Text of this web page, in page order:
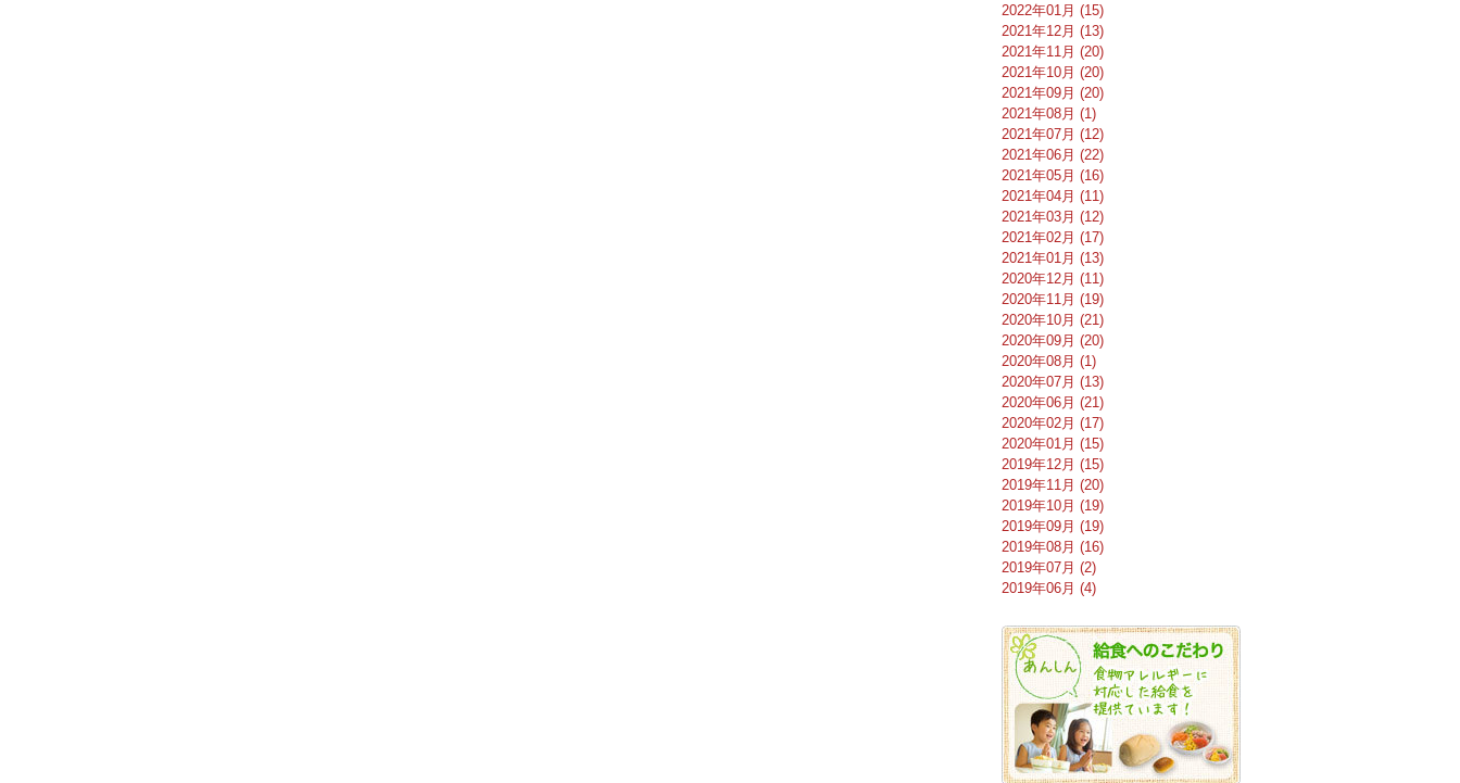
2022年01月 (15)
2021年12月 (13)
2021年11月 (20)
2021年10月 (20)
2021年09月 (20)
2021年08月 (1)
2021年07月 (12)
2021年06月 (22)
2021年05月 (16)
2021年04月 (11)
2021年03月 (12)
2021年02月 (17)
2021年01月 (13)
2020年12月 (11)
2020年11月 (19)
2020年10月 (21)
2020年09月 (20)
2020年08月 (1)
2020年07月 (13)
2020年06月 (21)
2020年02月 (17)
2020年01月 (15)
2019年12月 (15)
2019年11月 (20)
2019年10月 (19)
2019年09月 (19)
2019年08月 (16)
2019年07月 (2)
2019年06月 (4)